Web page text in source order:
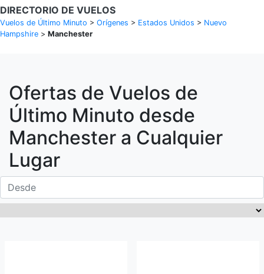
DIRECTORIO DE VUELOS
Vuelos de Último Minuto > Orígenes > Estados Unidos > Nuevo
Hampshire > Manchester
Ofertas de Vuelos de
Último Minuto desde
Manchester a Cualquier
Lugar